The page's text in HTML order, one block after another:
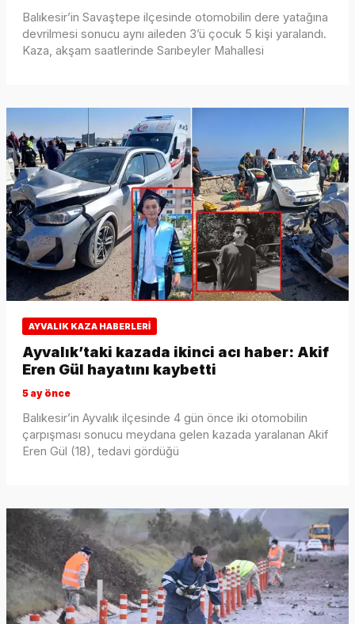
Balıkesir’in Savaştepe ilçesinde otomobilin dere yatağına
devrilmesi sonucu aynı aileden 3’ü çocuk 5 kişi yaralandı.
Kaza, akşam saatlerinde Sarıbeyler Mahallesi
AYVALIK KAZA HABERLERI
Ayvalık’taki kazada ikinci acı haber: Akif
Eren Gül hayatını kaybetti
5 ay önce
Balıkesir’in Ayvalık ilçesinde 4 gün önce iki otomobilin
çarpışması sonucu meydana gelen kazada yaralanan Akif
Eren Gül (18), tedavi gördüğü